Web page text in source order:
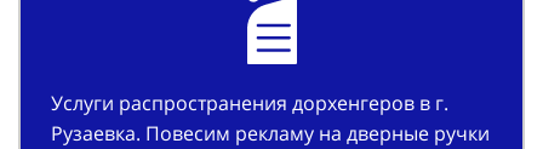
Услуги распространения дорхенгеров в г.
Рузаевка. Повесим рекламу на дверные ручки